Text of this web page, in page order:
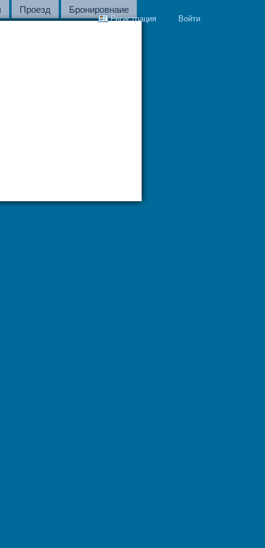
Регистрация Войти
Проезд Бронировнаие